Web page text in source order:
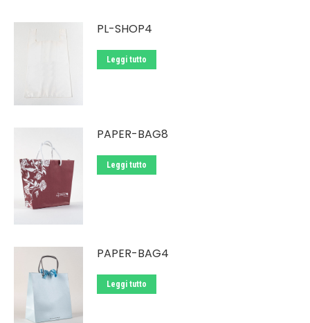
PL-SHOP4
Leggi tutto
PAPER-BAG8
Leggi tutto
PAPER-BAG4
Leggi tutto